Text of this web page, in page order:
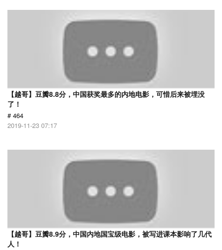
【越哥】豆瓣8.8分，中国获奖最多的内地电影，可惜后来被埋没
了！
# 464
2019-11-23 07:17
【越哥】豆瓣8.9分，中国内地国宝级电影，被写进课本影响了几代
人！